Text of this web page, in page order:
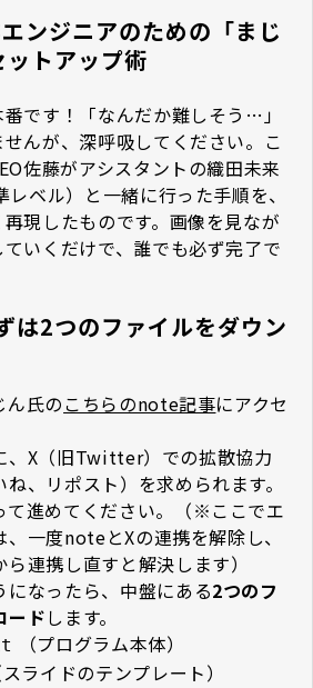
エンジニアのための「まじ
トアップ術
です！「なんだか難しそう…」
んが、深呼吸してください。こ
佐藤がアシスタントの織田未来
ベル）と一緒に行った手順を、
再現したものです。画像を見なが
いくだけで、誰でも必ず完了で
は2つのファイルをダウン
ん氏のこちらのnote記事にアクセ
、X（旧Twitter）での拡散協力
ね、リポスト）を求められます。
て進めてください。（※ここでエ
一度noteとXの連携を解除し、
連携し直すと解決します）
になったら、中盤にある2つのフ
ードします。
（プログラム本体）
スライドのテンプレート）